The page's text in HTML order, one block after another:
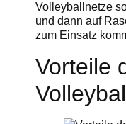
Volleyballnetze
und dann auf
zum Einsatz
Vorteile